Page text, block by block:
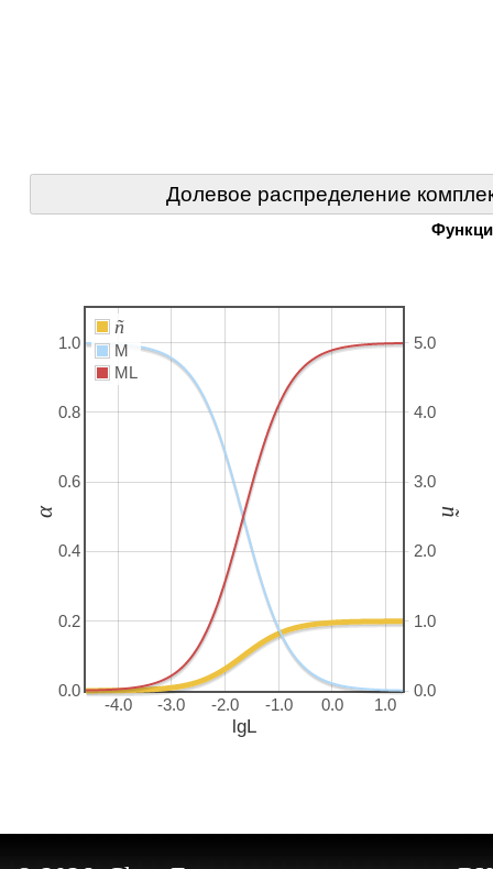
Долевое распределение
-4.0 -3.0 -2.0 -1.0 0.0 1.0
0.0
0.2
0.4
0.6
0.8
1.0
0.0
1.0
2.0
3.0
4.0
5.0
ñ
M
ML
lgL
α ñ